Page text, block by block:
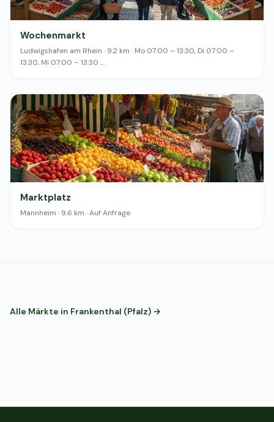
Wochenmarkt
Ludwigshafen am Rhein · 9.2 km · Mo 07:00 – 13:30, Di 07:00 –
13:30, Mi 07:00 – 13:30 …
Marktplatz
Mannheim · 9.6 km · Auf Anfrage
Alle Märkte in Frankenthal (Pfalz) →